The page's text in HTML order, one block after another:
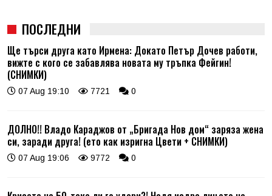
ПОСЛЕДНИ
Ще търси друга като Ирмена: Докато Петър Дочев работи,
вижте с кого се забавлява новата му тръпка Фейгин!
(СНИМКИ)
07 Aug 19:10 7721 0
ДОЛНО!! Владо Караджов от „Бригада Нов дом“ заряза жена
си, заради друга! (ето как изригна Цвети + СНИМКИ)
07 Aug 19:06 9772 0